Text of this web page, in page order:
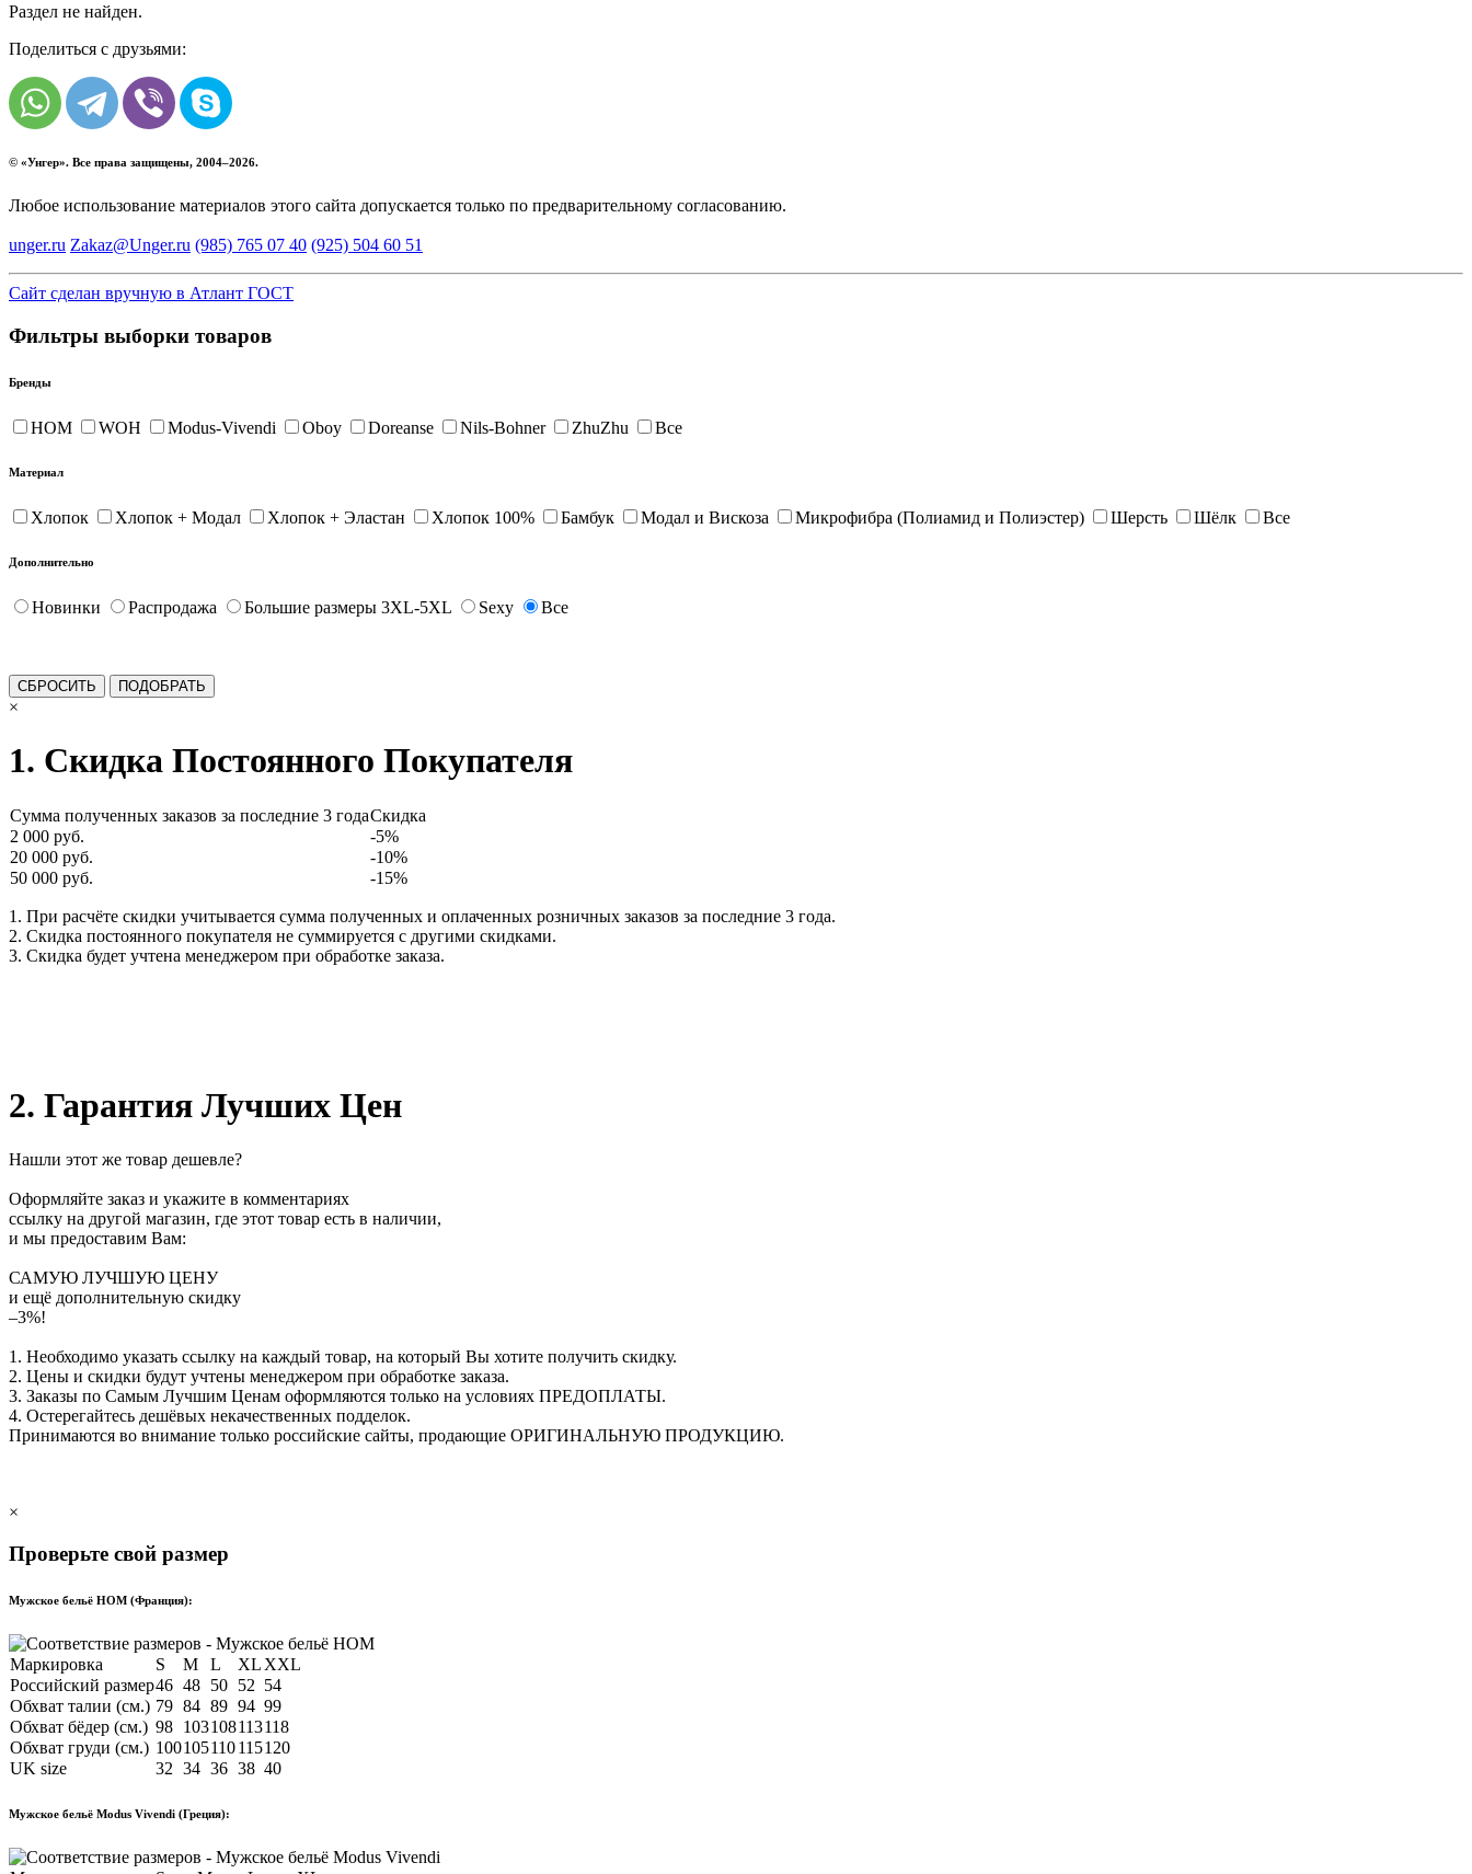
Раздел не найден.
Поделиться с друзьями:
© «Унгер». Все права защищены, 2004–2026.
Любое использование материалов этого сайта допускается только по предварительному согласованию.
unger.ru Zakaz@Unger.ru (985) 765 07 40 (925) 504 60 51
Сайт сделан вручную в Атлант ГОСТ
Фильтры выборки товаров
Бренды
HOM WOH Modus-Vivendi Oboy Doreanse Nils-Bohner ZhuZhu Все
Материал
Хлопок Хлопок + Модал Хлопок + Эластан Хлопок 100% Бамбук Модал и Вискоза Микрофибра (Полиамид и Полиэстер) Шерсть Шёлк Все
Дополнительно
Новинки Распродажа Большие размеры 3XL-5XL Sexy Все
×
1. Скидка Постоянного Покупателя
Сумма полученных заказов за последние 3 годаСкидка
2 000 руб.
-5%
20 000 руб.
-10%
50 000 руб.
-15%
1. При расчёте скидки учитывается сумма полученных и оплаченных розничных заказов за последние 3 года.
2. Скидка постоянного покупателя не суммируется с другими скидками.
3. Скидка будет учтена менеджером при обработке заказа.
2. Гарантия Лучших Цен
Нашли этот же товар дешевле?
Оформляйте заказ и укажите в комментариях
ссылку на другой магазин, где этот товар есть в наличии,
и мы предоставим Вам:
САМУЮ ЛУЧШУЮ ЦЕНУ
и ещё дополнительную скидку
–3%!
1. Необходимо указать ссылку на каждый товар, на который Вы хотите получить скидку.
2. Цены и скидки будут учтены менеджером при обработке заказа.
3. Заказы по Самым Лучшим Ценам оформляются только на условиях ПРЕДОПЛАТЫ.
4. Остерегайтесь дешёвых некачественных подделок.
Принимаются во внимание только российские сайты, продающие ОРИГИНАЛЬНУЮ ПРОДУКЦИЮ.
×
Проверьте свой размер
Мужское бельё HOM (Франция):
Маркировка S M L XL XXL
Российский размер46 48 50 52 54
Обхват талии (см.) 79 84 89 94 99
Обхват бёдер (см.) 98 103108113118
Обхват груди (см.) 100105110115120
UK size
32 34 36 38 40
Мужское бельё Modus Vivendi (Греция):